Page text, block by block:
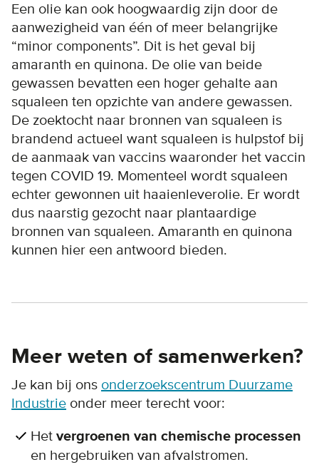
Een olie kan ook hoogwaardig zijn door de
aanwezigheid van één of meer belangrijke
“minor components”. Dit is het geval bij
amaranth en quinona. De olie van beide
gewassen bevatten een hoger gehalte aan
squaleen ten opzichte van andere gewassen.
De zoektocht naar bronnen van squaleen is
brandend actueel want squaleen is hulpstof bij
de aanmaak van vaccins waaronder het vaccin
tegen COVID 19. Momenteel wordt squaleen
echter gewonnen uit haaienleverolie. Er wordt
dus naarstig gezocht naar plantaardige
bronnen van squaleen. Amaranth en quinona
kunnen hier een antwoord bieden.
Meer weten of samenwerken?
Je kan bij ons onderzoekscentrum Duurzame
Industrie onder meer terecht voor:
Het vergroenen van chemische processen
en hergebruiken van afvalstromen.